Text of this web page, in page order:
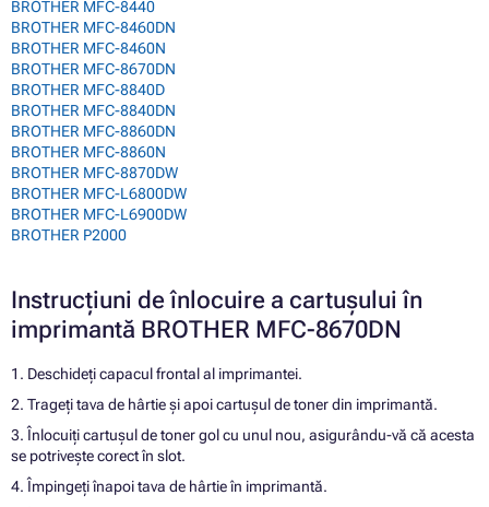
BROTHER MFC-8440
BROTHER MFC-8460DN
BROTHER MFC-8460N
BROTHER MFC-8670DN
BROTHER MFC-8840D
BROTHER MFC-8840DN
BROTHER MFC-8860DN
BROTHER MFC-8860N
BROTHER MFC-8870DW
BROTHER MFC-L6800DW
BROTHER MFC-L6900DW
BROTHER P2000
Instrucțiuni de înlocuire a cartușului în
imprimantă BROTHER MFC-8670DN
1. Deschideți capacul frontal al imprimantei.
2. Trageți tava de hârtie și apoi cartușul de toner din imprimantă.
3. Înlocuiți cartușul de toner gol cu unul nou, asigurându-vă că acesta
se potrivește corect în slot.
4. Împingeți înapoi tava de hârtie în imprimantă.